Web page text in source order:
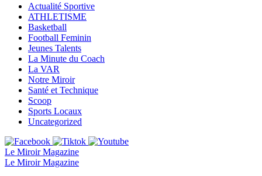
Actualité Sportive
ATHLETISME
Basketball
Football Feminin
Jeunes Talents
La Minute du Coach
La VAR
Notre Miroir
Santé et Technique
Scoop
Sports Locaux
Uncategorized
Le Miroir Magazine
Le Miroir Magazine